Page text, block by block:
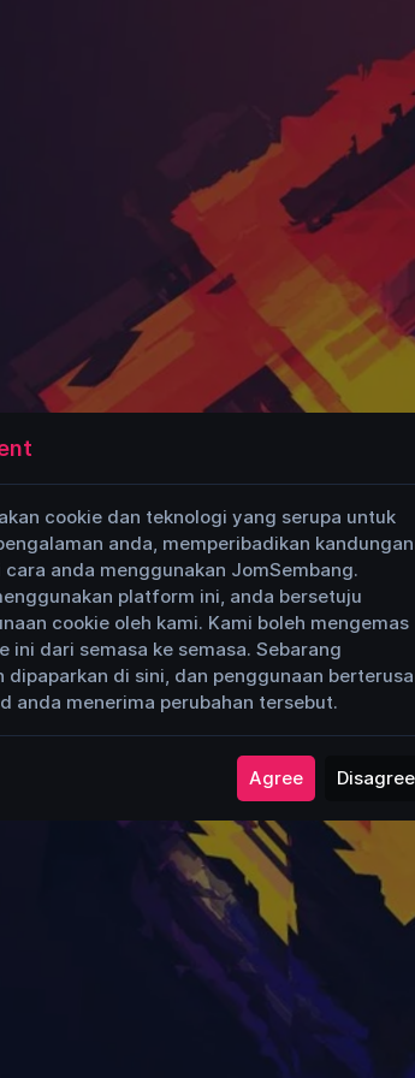
cookie dan teknologi yang serupa untuk
anda, memperibadikan
anda menggunakan JomSembang.
platform ini, anda bersetuju
cookie oleh kami. Kami boleh mengemas
ini dari semasa ke semasa. Sebarang
dipaparkan di sini, dan penggunaan
anda menerima perubahan tersebut.
Agree Disagree